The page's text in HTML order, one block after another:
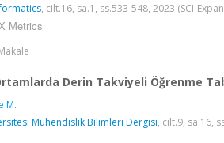
, cilt.16, sa.1, ss.533-548, 2023 (SCI-
Metrics
Derin Takviyeli Öğrenme
M.
Mühendislik Bilimleri Dergisi, cilt.9, sa.16,